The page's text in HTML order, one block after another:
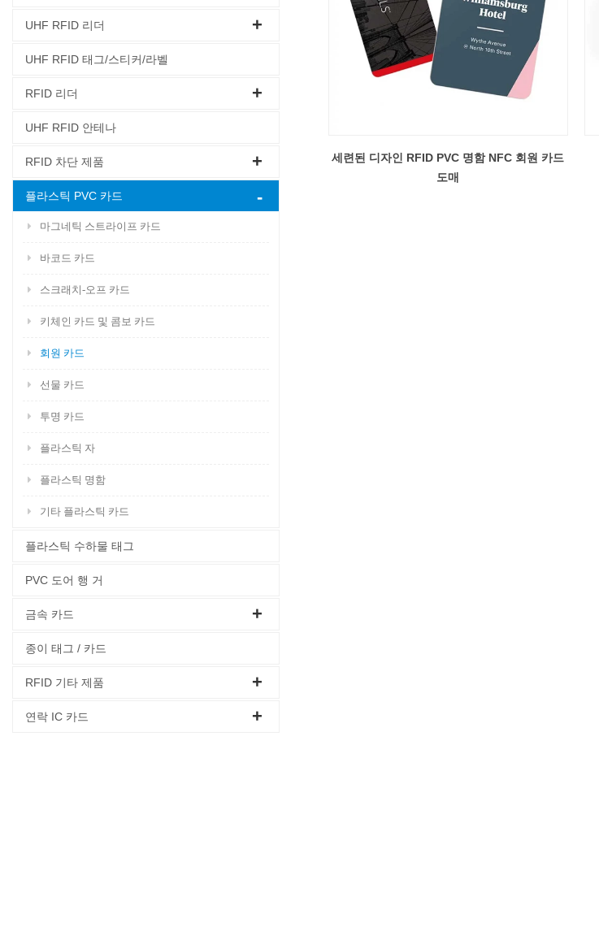
UHF RFID 리더
UHF RFID 태그/스티커/라벨
RFID 리더
UHF RFID 안테나
RFID 차단 제품
플라스틱 PVC 카드
마그네틱 스트라이프 카드
바코드 카드
스크래치-오프 카드
키체인 카드 및 콤보 카드
회원 카드
선물 카드
투명 카드
플라스틱 자
플라스틱 명함
기타 플라스틱 카드
플라스틱 수하물 태그
PVC 도어 행 거
금속 카드
종이 태그 / 카드
RFID 기타 제품
연락 IC 카드
세련된 디자인 RFID PVC 명함 NFC 회원 카드
도매